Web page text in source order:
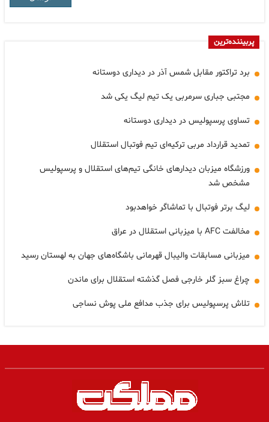
پربیننده‌ترین
برد تراکتور مقابل شمس آذر در دیداری دوستانه
مجتبی جباری سرمربی یک تیم لیگ یکی شد
تساوی پرسپولیس در دیداری دوستانه
تمدید قرارداد مربی ترکیه‌ای تیم فوتبال استقلال
ورزشگاه میزبان دیدارهای خانگی تیم‌های استقلال و پرسپولیس
مشخص شد
لیگ برتر فوتبال با تماشاگر خواهدبود
مخالفت AFC با میزبانی استقلال در عراق
میزبانی مسابقات والیبال قهرمانی باشگاه‌های جهان به لهستان رسید
چراغ سبز گلر خارجی فصل گذشته استقلال برای ماندن
تلاش پرسپولیس برای جذب مدافع ملی پوش نساجی